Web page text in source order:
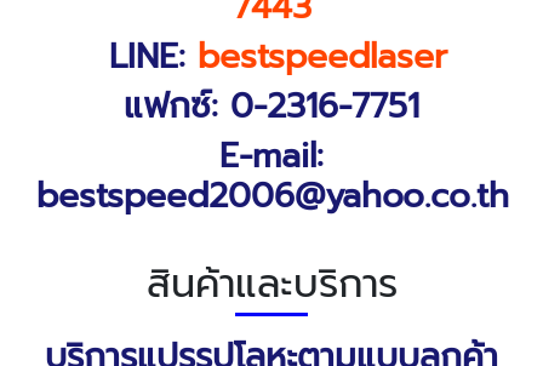
LINE: bestspeedlaser
แฟกซ์: 0-2316-7751
E-mail:
bestspeed2006@yahoo.co.th
สินค้าและบริการ